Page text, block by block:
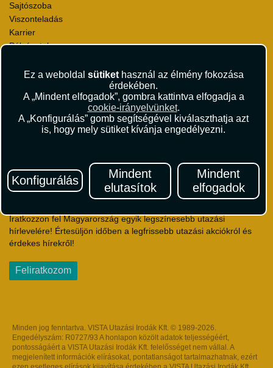
Ez a weboldal sütikethasznál az élmény fokozása
érdekében.
A „Mindent elfogadok”, gombra kattintva elfogadja a
cookie-irányelvünket.
A „Konfigurálás” gomb segítségével kiválaszthatja azt
is, hogy mely sütiket kívánja engedélyezni.
Konfigurálás
Mindent
elutasítok
Mindent
elfogadok
Sajtószoba
Viszonteladás
Karrier
Pályázatok
Környezettudatosság
Utazási Csomag Szerződési Feltételek
Útlemondás-biztosítás Szerződési Feltételek
Utasbiztosítás Szerződési Feltételek
Hírlevél
Iratkozzon fel Magyarország egyik legszínesebb utazási
hírlevelére! Értesüljön időben a legfrissebb utazási akciókról és
érdekes hírekről!
Feliratkozom
Minden jog fenntartva. VISTA Utazási Irodák Kft. © 1989-2026.
Engedélyszám: R0727/93 A honlapon közölt adatok teljességéért,
pontosságáért a VISTA Utazási Irodák Kft. felelősséget nem vállal. A
megjelenített információk elírásokat, pontatlanságot tartalmazhatnak, ezért